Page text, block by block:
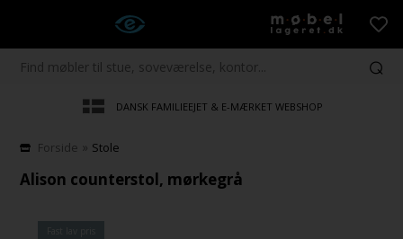
DANSK FAMILIEEJET & E-MÆRKET WEBSHOP
Forside » Stole
Alison counterstol, mørkegrå